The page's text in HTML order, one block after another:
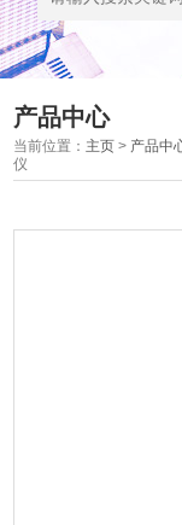
产品中心
当前位置： 主页 > 产品中
仪